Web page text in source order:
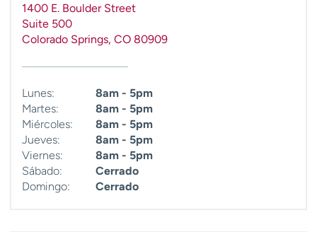
1400 E. Boulder Street
Suite 500
Colorado Springs, CO 80909
Lunes:
8am - 5pm
Martes:
8am - 5pm
Miércoles:
8am - 5pm
Jueves:
8am - 5pm
Viernes:
8am - 5pm
Sábado:
Cerrado
Domingo:
Cerrado